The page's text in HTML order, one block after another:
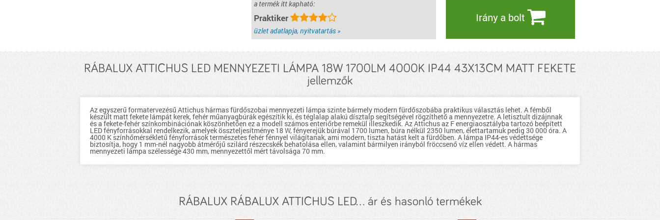
a termék itt kapható:
Praktiker
üzlet adatlapja, nyitvatartás »
Irány a bolt
RÁBALUX ATTICHUS LED MENNYEZETI LÁMPA 18W 1700LM 4000K IP44 43X13CM MATT FEKETE
jellemzők
Az egyszerű formatervezésű Attichus hármas fürdőszobai mennyezeti lámpa szinte bármely modern fürdőszobába praktikus választás lehet. A fémből
készült matt fekete lámpát kerek, fehér műanyagbúrák egészítik ki, és téglalap alakú dísztalp segítségével rögzíthető a mennyezetre. A letisztult dizájnnak
és a fekete-fehér színkombinációnak köszönhetően ez a modell számos enteriőrbe remekül illeszkedik. Az Attichus az F energiaosztályba tartozó beépített
LED fényforrásokkal rendelkezik, amelyek összteljesítménye 18 W, fényerejük búrával 1700 lumen, búra nélkül 2350 lumen, élettartamuk pedig 30 000 óra. A
4000 K színhőmérsékletű fényforrások természetes fehér fénnyel világítanak, ami modern, tiszta hatást kelt a fürdőben. A lámpa IP44-es védettsége
biztosítja, hogy 1 mm-nél nagyobb átmérőjű szilárd részecskék behatolása ellen, valamint bármilyen irányból fröccsenő víz ellen védett. A hármas
mennyezeti lámpa szélessége 430 mm, mennyezettől mért távolsága 70 mm.
RÁBALUX RÁBALUX ATTICHUS LED... ár és hasonló termékek